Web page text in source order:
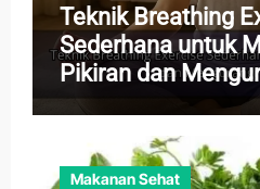
Teknik Breathing
Sederhana untuk
Pikiran dan
Harian
Makanan Sehat